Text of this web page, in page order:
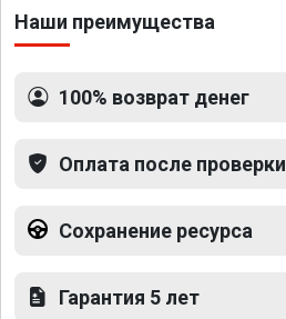
Наши преимущества
100% возврат денег
Оплата после проверки
Сохранение ресурса
Гарантия 5 лет